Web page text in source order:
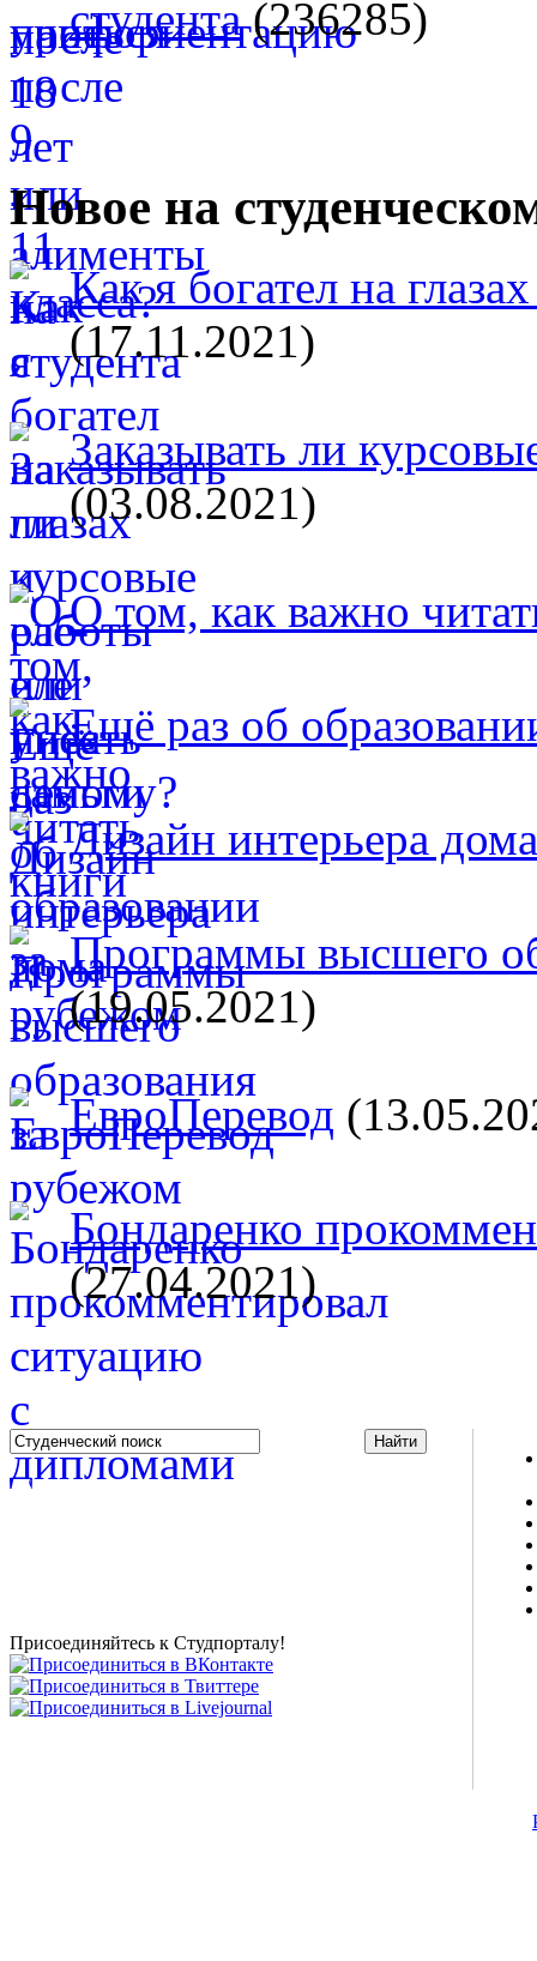
студента(236285)
Новое на
Как я богател на
(17.11.2021)
Заказывать ли
(03.08.2021)
О том, как важно
Ещё раз об
Дизайн интерьера дома
Программы высшего
(19.05.2021)
ЕвроПеревод
Бондаренко
(27.04.2021)
Studportal.net.ua - неофициальный студенческий сайт
Присоединяйтесь к Студпорталу!